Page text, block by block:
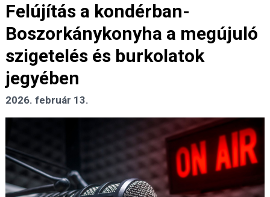
Felújítás a kondérban-
Boszorkánykonyha a megújuló
szigetelés és burkolatok
jegyében
2026. február 13.